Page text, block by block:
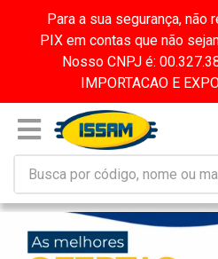
Para a sua segurança,
PIX em contas que não
Nosso CNPJ é:
IMPORTACAO E